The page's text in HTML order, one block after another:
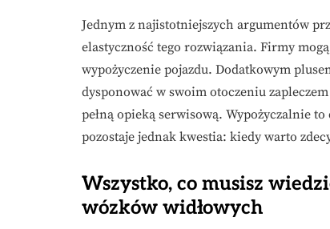
Jednym z najistotniejszych argumentów
elastyczność tego rozwiązania. Firmy
wypożyczenie pojazdu. Dodatkowym
dysponować w swoim otoczeniu
pełną opieką serwisową. Wypożyczalnie
pozostaje jednak kwestia: kiedy warto
Wszystko, co musisz
wózków widłowych